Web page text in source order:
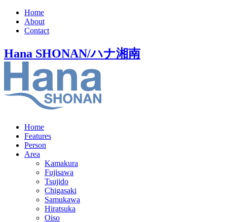
Home
About
Contact
Hana SHONAN/ハナ湘南
Home
Features
Person
Area
Kamakura
Fujisawa
Tsujido
Chigasaki
Samukawa
Hiratsuka
Oiso